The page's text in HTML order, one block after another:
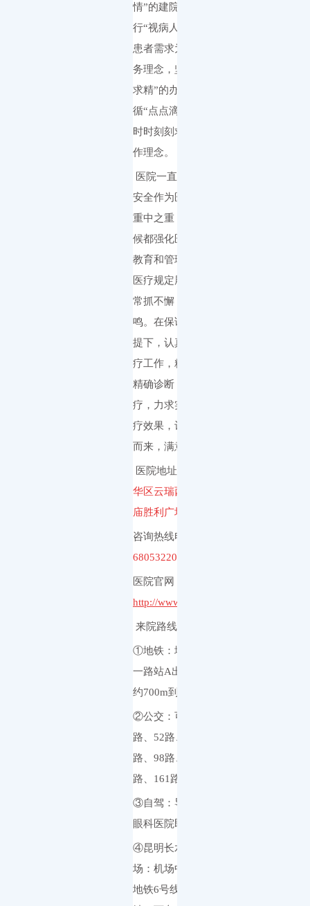
情”的建院宗旨，奉
行“视病人为亲人，以
患者需求为中心”的服
务理念，坚持了“精益
求精”的办院精神，遵
循“点点滴滴求合理，
时时刻刻求卓越”的工
作理念。
医院一直把医疗质量
安全作为医院发展的
重中之重，在任何时
候都强化医疗安全的
教育和管理，一切按
医疗规定履行职责，
常抓不懈，警钟长
鸣。在保证安全的前
提下，认真的做好诊
疗工作，精心检查，
精确诊断，合理治
疗，力求实现最佳治
疗效果，让患者信任
而来，满意而回。
医院地址：
华区云瑞西路44号(文
庙胜利广场旁)
咨询热线电话：
68053220
医院官网：
http://www.kmeye.com
来院路线：
①地铁：地铁3号线五
一路站A出口下，步行
约700m到;
②公交：可乘坐132
路、52路、2路、26
路、98路、68路、213
路、161路等;
③自驾：导航到昆明
眼科医院即可;
④昆明长水国际机
场：机场中心站乘坐
地铁6号线到东部汽车